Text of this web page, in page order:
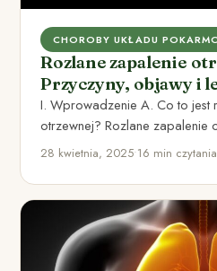
CHOROBY UKŁADU
Rozlane zapalenie
Przyczyny, objawy i
I. Wprowadzenie A. Co to jest
otrzewnej? Rozlane zapalenie
peritonitis) jest stanem
28 kwietnia, 2025•16 min czytania